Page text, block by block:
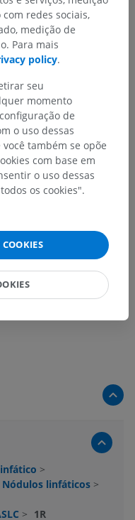
>
Nódulos linfáticos >
> 1R
redes sociais,
medição de
Para mais
policy.
seu
momento
de
o uso dessas
também se opõe
com base em
o uso dessas
os cookies".